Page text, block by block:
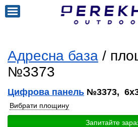
Адресна база /
№3373
Цифрова панель №3373,
Вибрати площину
Запитайте